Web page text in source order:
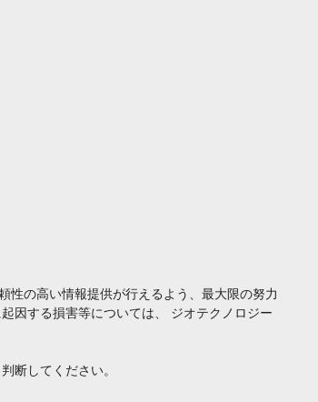
性の高い情報提供が行えるよう、最大限の努力
因する損害等については、 ジオテクノロジー
断してください。